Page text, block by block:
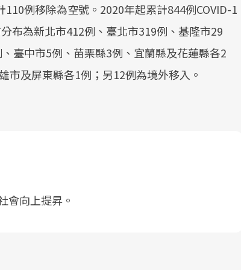
例移除為空號。2020年起累計844例COVID-1
布為新北市412例、臺北市319例、基隆市29
臺中市5例、苗栗縣3例、宜蘭縣及花蓮縣各2
市及屏東縣各1例；另12例為境外移入。
會向上提昇。